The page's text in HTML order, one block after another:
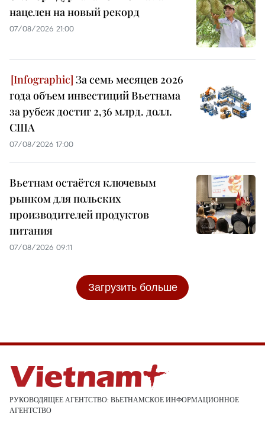
нацелен на новый рекорд
07/08/2026 21:00
За семь месяцев 2026
года объем инвестиций Вьетнама
за рубеж достиг 2,36 млрд. долл.
США
07/08/2026 17:00
Вьетнам остаётся ключевым
рынком для польских
производителей продуктов
питания
07/08/2026 09:11
Загрузить больше
РУКОВОДЯЩЕЕ АГЕНТСТВО: ВЬЕТНАМСКОЕ ИНФОРМАЦИОННОЕ
АГЕНТСТВО